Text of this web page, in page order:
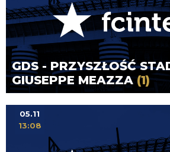
GDS - PRZYSZŁOŚĆ
GIUSEPPE MEAZZA (1)
05.11
13:08